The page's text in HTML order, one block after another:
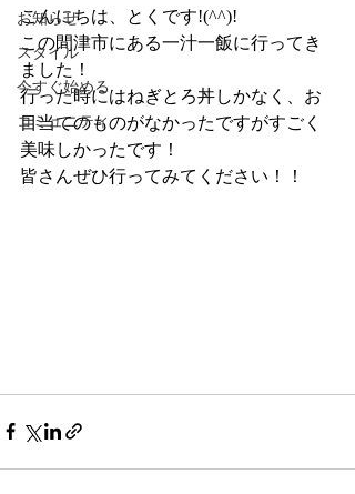
お知らせ
スタイル
今すぐ始める
コミュニティ
こんにちは、とくです!(^^)!
この間津市にある一汁一飯に行ってき
ました！
行った時にはねぎとろ丼しかなく、お
目当てのものがなかったですがすごく
美味しかったです！
皆さんぜひ行ってみてください！！